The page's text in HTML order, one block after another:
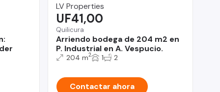
LV Properties
Quilicura
Arriendo bodega de 204 m2 en
P. Industrial en A. Vespucio.
UF41,00
204 m2 1 2
Contactar ahora